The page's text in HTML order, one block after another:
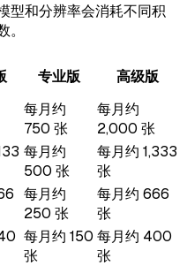
型和分辨率会消耗不同积
专业版
高级版
每月约
750 张
每月约
2,000 张
每月约
500 张
每月约 1,333
张
每月约
250 张
每月约 666
张
每月约 150
张
每月约 400
张